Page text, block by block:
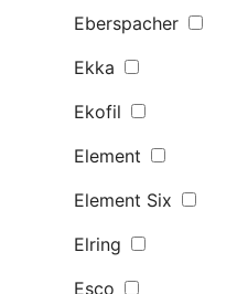
Eberspacher
Ekka
Ekofil
Element
Element Six
Elring
Esco